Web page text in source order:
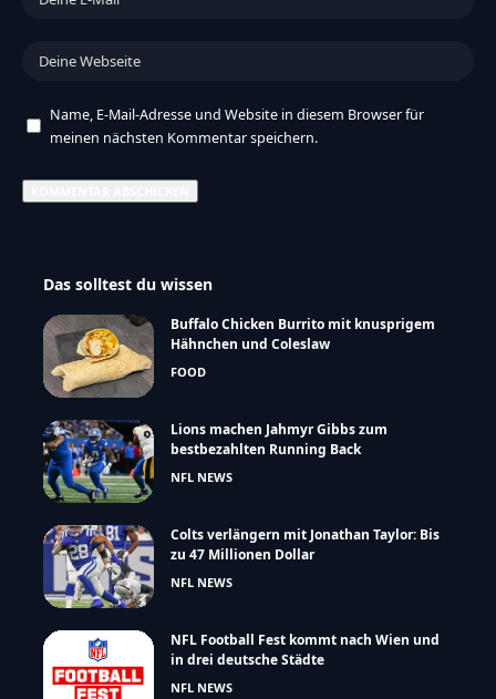
Name, E-Mail-Adresse und Website in diesem Browser für
meinen nächsten Kommentar speichern.
Das solltest du wissen
Buffalo Chicken Burrito mit knusprigem
Hähnchen und Coleslaw
FOOD
Lions machen Jahmyr Gibbs zum
bestbezahlten Running Back
NFL NEWS
Colts verlängern mit Jonathan Taylor: Bis
zu 47 Millionen Dollar
NFL NEWS
NFL Football Fest kommt nach Wien und
in drei deutsche Städte
NFL NEWS